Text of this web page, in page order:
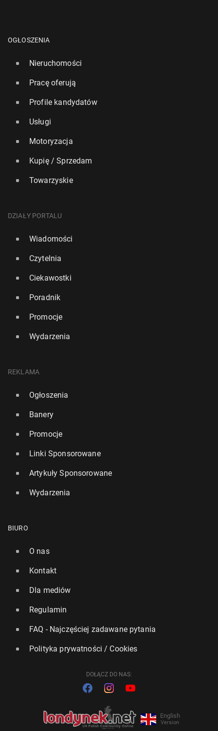
OGŁOSZENIA
Nieruchomości
Pracę oferują
Profile kandydatów
Usługi
Motoryzacja
Kupię / Sprzedam
Towarzyskie
DZIAŁY PORTALU
Wiadomości
Czytelnia
Ciekawostki
Poradnik
Promocje
Wydarzenia
REKLAMA
Ogłoszenia
Banery
Promocje
Linki Sponsorowane
Artykuły Sponsorowane
Wydarzenia
BIURO
O nas
Kontakt
Dla mediów
Regulamin
FAQ - Najczęściej zadawane pytania
Polityka prywatności / Cookies
DOŁĄCZ DO NAS:
English
Version